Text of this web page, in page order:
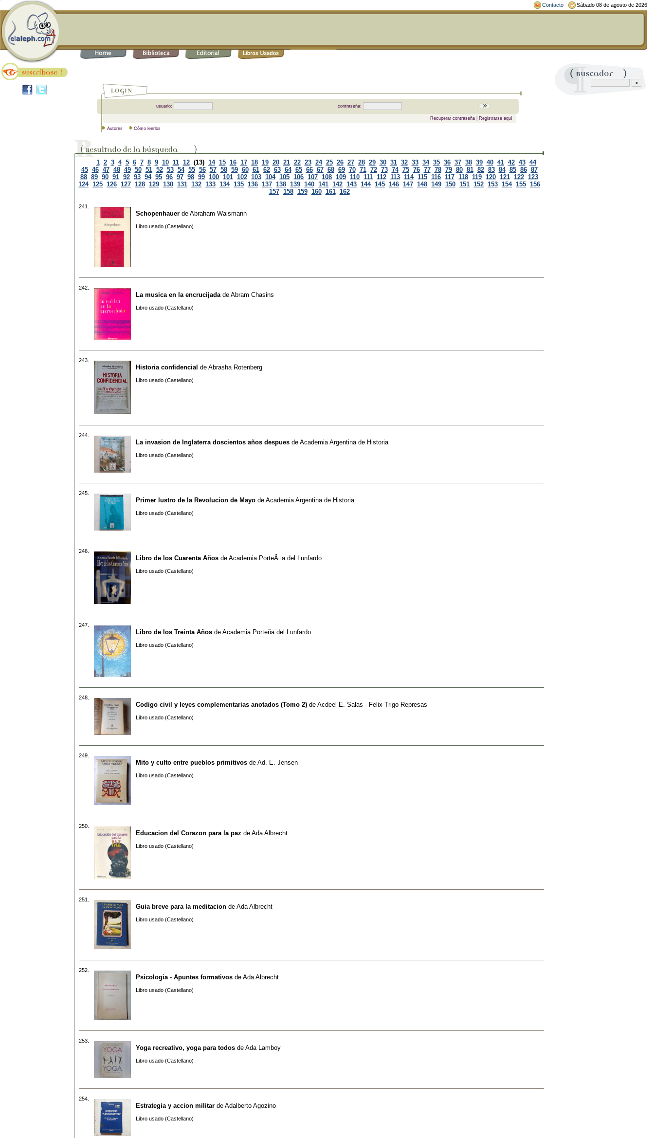
Contacto Sábado 08 de agosto de 2026
usuario: contraseña:
Recuperar contraseña| Registrarse aquí
Autores Cómo leerlos
1 2 3 4 5 6 7 8 9 10 11 12 (13) 14 15 16 17 18 19 20 21 22 23 24 25 26 27 28 29 30 31 32 33 34 35 36 37 38 39 40 41 42 43 44
45 46 47 48 49 50 51 52 53 54 55 56 57 58 59 60 61 62 63 64 65 66 67 68 69 70 71 72 73 74 75 76 77 78 79 80 81 82 83 84 85 86 87
88 89 90 91 92 93 94 95 96 97 98 99 100 101 102 103 104 105 106 107 108 109 110 111 112 113 114 115 116 117 118 119 120 121 122 123
124 125 126 127 128 129 130 131 132 133 134 135 136 137 138 139 140 141 142 143 144 145 146 147 148 149 150 151 152 153 154 155 156
157 158 159 160 161 162
241.
Schopenhauer de Abraham Waismann
Libro usado (Castellano)
242.
La musica en la encrucijada de Abram Chasins
Libro usado (Castellano)
243.
Historia confidencial de Abrasha Rotenberg
Libro usado (Castellano)
244.
La invasion de Inglaterra doscientos años despues de Academia Argentina de Historia
Libro usado (Castellano)
245.
Primer lustro de la Revolucion de Mayo de Academia Argentina de Historia
Libro usado (Castellano)
246.
Libro de los Cuarenta Años de Academia PorteÃ±a del Lunfardo
Libro usado (Castellano)
247.
Libro de los Treinta Años de Academia Porteña del Lunfardo
Libro usado (Castellano)
248.
Codigo civil y leyes complementarias anotados (Tomo 2) de Acdeel E. Salas - Felix Trigo Represas
Libro usado (Castellano)
249.
Mito y culto entre pueblos primitivos de Ad. E. Jensen
Libro usado (Castellano)
250.
Educacion del Corazon para la paz de Ada Albrecht
Libro usado (Castellano)
251.
Guia breve para la meditacion de Ada Albrecht
Libro usado (Castellano)
252.
Psicologia - Apuntes formativos de Ada Albrecht
Libro usado (Castellano)
253.
Yoga recreativo, yoga para todos de Ada Lamboy
Libro usado (Castellano)
254.
Estrategia y accion militar de Adalberto Agozino
Libro usado (Castellano)